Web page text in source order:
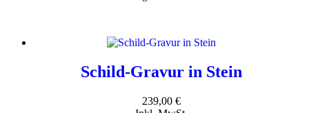
Schild-Gravur in Stein
239,00 €